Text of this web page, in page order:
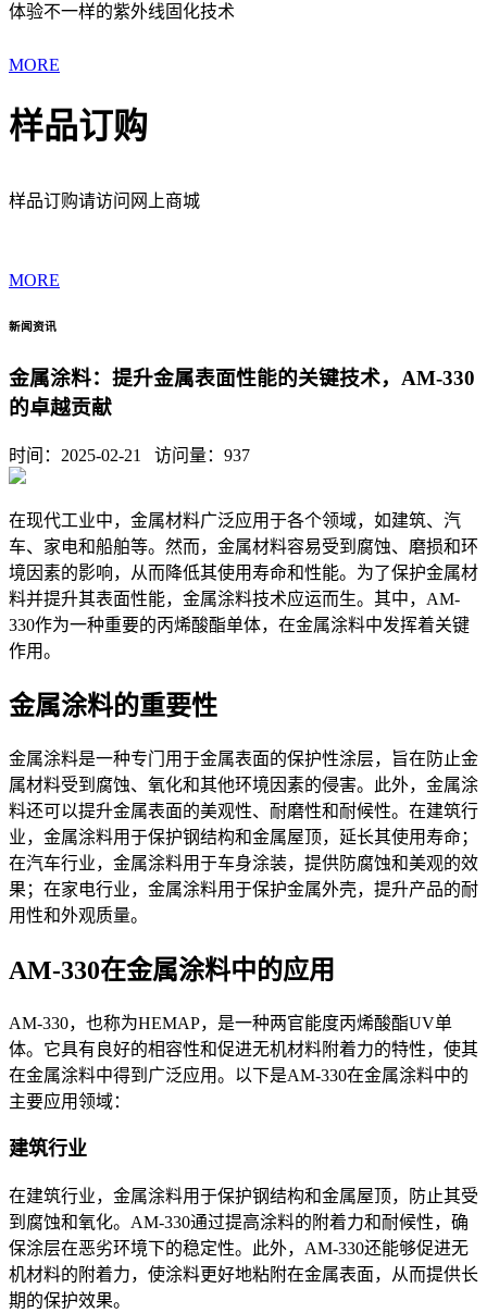
体验不一样的紫外线固化技术
MORE
样品订购
样品订购请访问网上商城
MORE
新闻资讯
金属涂料：提升金属表面性能的关键技术，AM-330
的卓越贡献
时间：2025-02-21 访问量： 937
在现代工业中，金属材料广泛应用于各个领域，如建筑、汽
车、家电和船舶等。然而，金属材料容易受到腐蚀、磨损和环
境因素的影响，从而降低其使用寿命和性能。为了保护金属材
料并提升其表面性能，金属涂料技术应运而生。其中， AM-
330作为一种重要的丙烯酸酯单体，在金属涂料中发挥着关键
作用。
金属涂料的重要性
金属涂料是一种专门用于金属表面的保护性涂层，旨在防止金
属材料受到腐蚀、氧化和其他环境因素的侵害。此外，金属涂
料还可以提升金属表面的美观性、耐磨性和耐候性。在建筑行
业，金属涂料用于保护钢结构和金属屋顶，延长其使用寿命；
在汽车行业，金属涂料用于车身涂装，提供防腐蚀和美观的效
果；在家电行业，金属涂料用于保护金属外壳，提升产品的耐
用性和外观质量。
AM-330在金属涂料中的应用
AM-330，也称为HEMAP，是一种两官能度丙烯酸酯UV单
体。它具有良好的相容性和促进无机材料附着力的特性，使其
在金属涂料中得到广泛应用。以下是AM-330在金属涂料中的
主要应用领域：
建筑行业
在建筑行业，金属涂料用于保护钢结构和金属屋顶，防止其受
到腐蚀和氧化。 AM-330通过提高涂料的附着力和耐候性，确
保涂层在恶劣环境下的稳定性。此外，AM-330还能够促进无
机材料的附着力，使涂料更好地粘附在金属表面，从而提供长
期的保护效果。